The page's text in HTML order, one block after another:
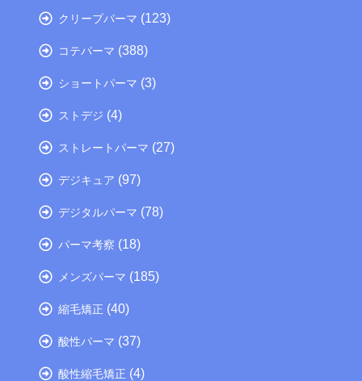
クリープパーマ (123)
コテパーマ (388)
ショートパーマ (3)
ストデジ (4)
ストレートパーマ (27)
デジキュア (97)
デジタルパーマ (78)
パーマ考察 (18)
メンズパーマ (185)
縮毛矯正 (40)
酸性パーマ (37)
酸性縮毛矯正 (4)